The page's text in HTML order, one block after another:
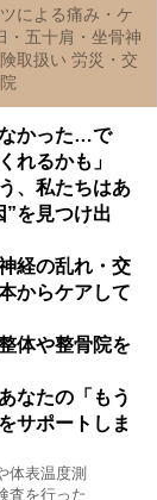
による痛み・ケ
・五十肩・坐骨神
取扱い 労災・交
なかった…で
れるかも」
、私たちはあ
”を見つけ出
経の乱れ・交
からケアして
体や整骨院を
なたの「もう
サポートしま
体表温度測
査を行った